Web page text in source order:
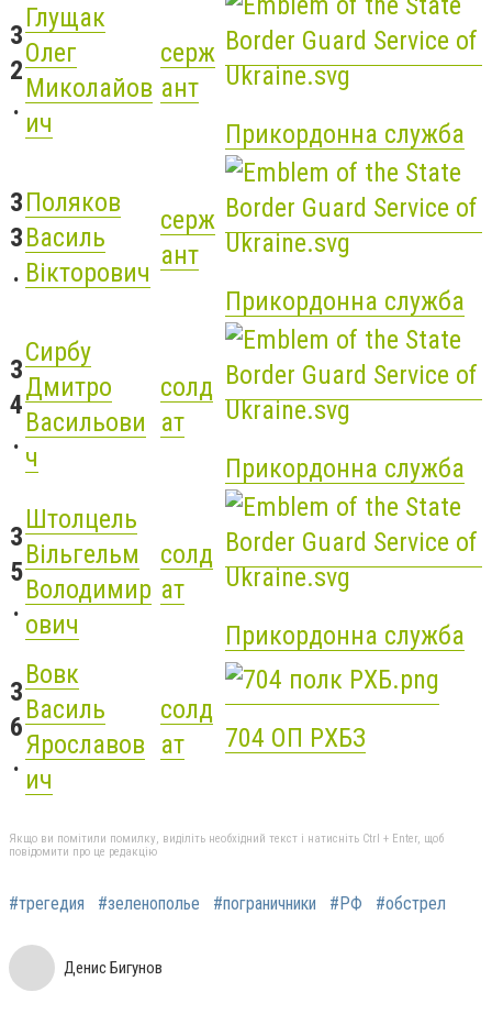
3
2
.
Глущак
Олег
Миколайов
ич
серж
ант
Прикордонна служба
3
3
.
Поляков
Василь
Вікторович
серж
ант
Прикордонна служба
3
4
.
Сирбу
Дмитро
Васильови
ч
солд
ат
Прикордонна служба
3
5
.
Штолцель
Вільгельм
Володимир
ович
солд
ат
Прикордонна служба
3
6
.
Вовк
Василь
Ярославов
ич
солд
ат
704 ОП РХБЗ
Якщо ви помітили помилку, виділіть необхідний текст і натисніть Ctrl + Enter, щоб
повідомити про це редакцію
#трегедия #зеленополье #пограничники #РФ #обстрел
Денис Бигунов